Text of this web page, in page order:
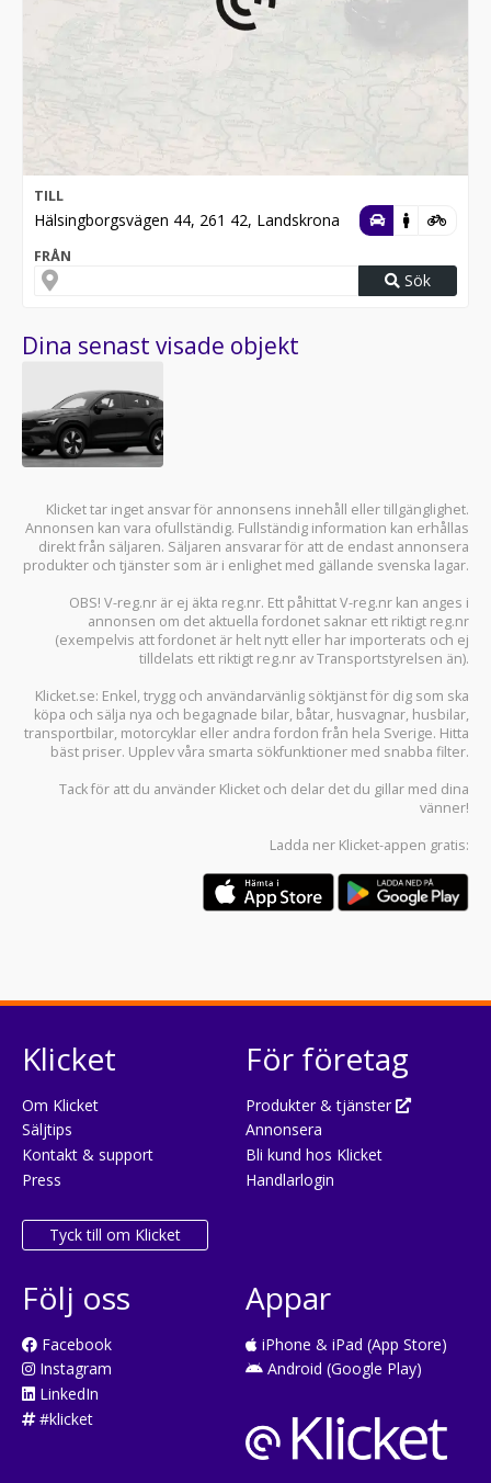
TILL
Hälsingborgsvägen 44, 261 42, Landskrona
FRÅN
Sök
Dina senast visade objekt
Klicket tar inget ansvar för annonsens innehåll eller tillgänglighet.
Annonsen kan vara ofullständig. Fullständig information kan erhållas
direkt från säljaren. Säljaren ansvarar för att de endast annonsera
produkter och tjänster som är i enlighet med gällande svenska lagar.
OBS! V-reg.nr är ej äkta reg.nr. Ett påhittat V-reg.nr kan anges i
annonsen om det aktuella fordonet saknar ett riktigt reg.nr
(exempelvis att fordonet är helt nytt eller har importerats och ej
tilldelats ett riktigt reg.nr av Transportstyrelsen än).
Klicket.se: Enkel, trygg och användarvänlig söktjänst för dig som ska
köpa och sälja nya och begagnade bilar, båtar, husvagnar, husbilar,
transportbilar, motorcyklar eller andra fordon från hela Sverige. Hitta
bäst priser. Upplev våra smarta sökfunktioner med snabba filter.
Tack för att du använder Klicket och delar det du gillar med dina
vänner!
Ladda ner Klicket-appen gratis:
Klicket
Om Klicket
Säljtips
Kontakt & support
Press
Tyck till om Klicket
För företag
Produkter & tjänster
Annonsera
Bli kund hos Klicket
Handlarlogin
Följ oss
Facebook
Instagram
LinkedIn
#klicket
Appar
iPhone & iPad (App Store)
Android (Google Play)